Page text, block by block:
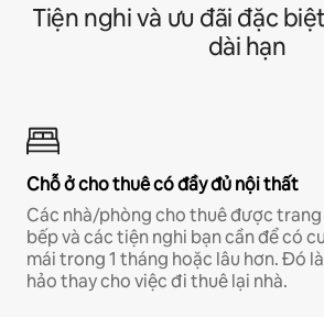
Tiện nghi và ưu đãi đặc
dài hạn
Chỗ ở cho thuê có đầy đủ nội thất
Các nhà/phòng cho thuê được trang
bếp và các tiện nghi bạn cần để có
mái trong 1 tháng hoặc lâu hơn. Đó
hảo thay cho việc đi thuê lại nhà.